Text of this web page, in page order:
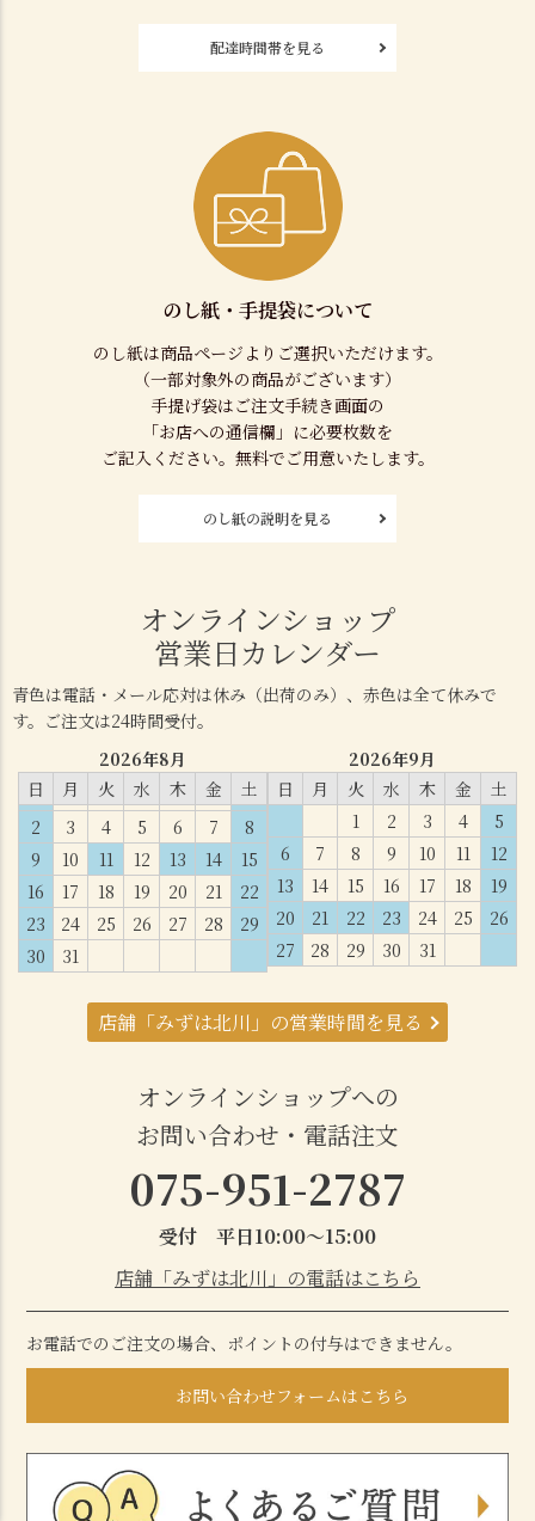
配達時間帯を見る
のし紙・手提袋について
のし紙は商品ページよりご選択いただけます。
（一部対象外の商品がございます）
手提げ袋はご注文手続き画面の
「お店への通信欄」に必要枚数を
ご記入ください。無料でご用意いたします。
のし紙の説明を見る
オンラインショップ
営業日カレンダー
青色は電話・メール応対は休み（出荷のみ）、赤色は全て休みで
す。ご注文は24時間受付。
2026年8月
日
月 火 水 木 金
土
2
3 4 5 6 7
8
9
10 11 12 13 14
15
16
17 18 19 20 21
22
23
24 25 26 27 28
29
30
31
2026年9月
日
月 火 水 木 金
土
1
2 3 4
5
6
7 8 9 10 11
12
13
14 15 16 17 18
19
20
21 22 23 24 25
26
27
28 29 30 31
店舗「みずは北川」の営業時間を見る
オンラインショップへの
お問い合わせ・電話注文
075-951-2787
受付 平日10:00～15:00
店舗「みずは北川」の電話はこちら
お電話でのご注文の場合、ポイントの付与はできません。
お問い合わせフォームはこちら